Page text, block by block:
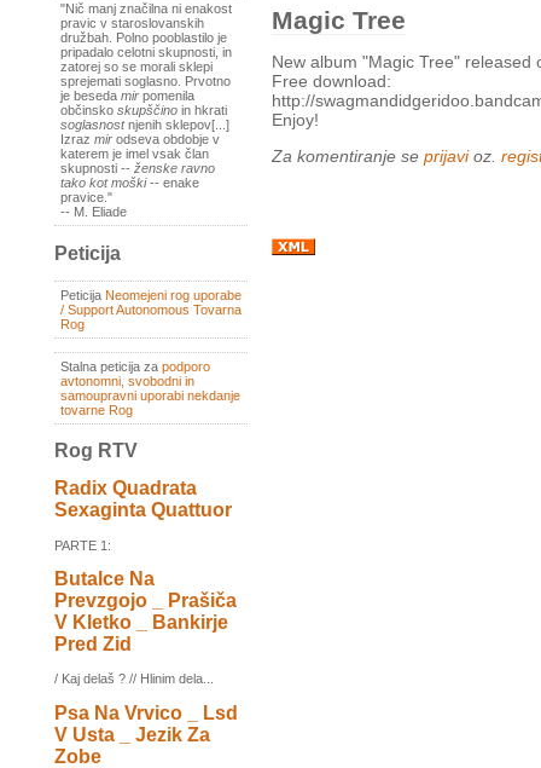
"Nič manj značilna ni enakost
pravic v staroslovanskih
družbah. Polno pooblastilo je
pripadalo celotni skupnosti, in
zatorej so se morali sklepi
sprejemati soglasno. Prvotno
je beseda mir pomenila
občinsko skupščino in hkrati
soglasnostnjenih sklepov[...]
Izraz mir odseva obdobje v
katerem je imel vsak član
skupnosti -- ženske ravno
tako kot moški-- enake
pravice."
-- M. Eliade
Peticija
Peticija Neomejeni rog uporabe
/ Support Autonomous Tovarna
Rog
Stalna peticija za podporo
avtonomni, svobodni in
samoupravni uporabi nekdanje
tovarne Rog
Rog RTV
Radix Quadrata
Sexaginta Quattuor
PARTE 1:
Butalce Na
Prevzgojo _ Prašiča
V Kletko _ Bankirje
Pred Zid
/ Kaj delaš ? // Hlinim dela...
Psa Na Vrvico _ Lsd
V Usta _ Jezik Za
Zobe
Magic Tree
New album "Magic Tree" released
Free download:
http://
Enjoy!
Za komentiranje se prijavioz.